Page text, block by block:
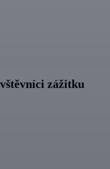
zážitku